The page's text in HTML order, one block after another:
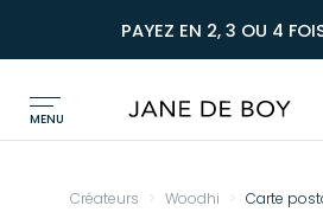
PAYEZ EN 2, 3 OU 4
MENU
Créateurs Woodhi Carte